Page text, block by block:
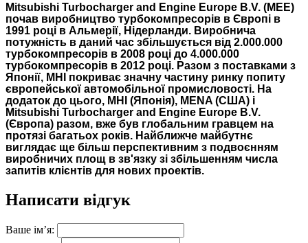
Mitsubishi Turbocharger and Engine Europe B.V. (MEE)
почав виробництво турбокомпресорів в Європі в
1991 році в Альмерії, Нідерланди. Виробнича
потужність в даний час збільшується від 2.000.000
турбокомпресорів в 2008 році до 4.000.000
турбокомпресорів в 2012 році. Разом з поставками з
Японії, MHI покриває значну частину ринку попиту
європейської автомобільної промисловості. На
додаток до цього, MHI (Японія), MENA (США) і
Mitsubishi Turbocharger and Engine Europe B.V.
(Європа) разом, вже був глобальним гравцем на
протязі багатьох років. Найближче майбутнє
виглядає ще більш перспективним з подвоєнням
виробничих площ в зв'язку зі збільшенням числа
запитів клієнтів для нових проектів.
Написати відгук
Ваше ім’я: